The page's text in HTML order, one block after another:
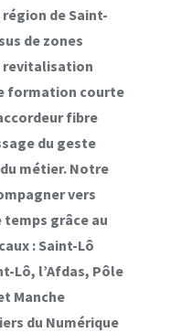
région de Saint-
de zones
revitalisation
formation courte
fibre
du geste
métier. Notre
vers
temps grâce au
: Saint-Lô
Lô, l’Afdas, Pôle
Manche
du Numérique